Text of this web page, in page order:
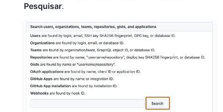
Pesquisar.